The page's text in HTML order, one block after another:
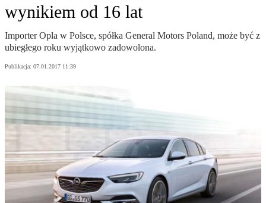
wynikiem od 16 lat
Importer Opla w Polsce, spółka General Motors Poland, może być z
ubiegłego roku wyjątkowo zadowolona.
Publikacja: 07.01.2017 11:39